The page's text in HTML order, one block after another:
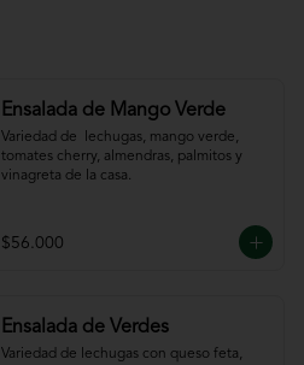
Ensalada de Mango Verde
Variedad de  lechugas, mango verde,
tomates cherry, almendras, palmitos y
vinagreta de la casa.
$56.000
Ensalada de Verdes
Variedad de lechugas con queso feta,